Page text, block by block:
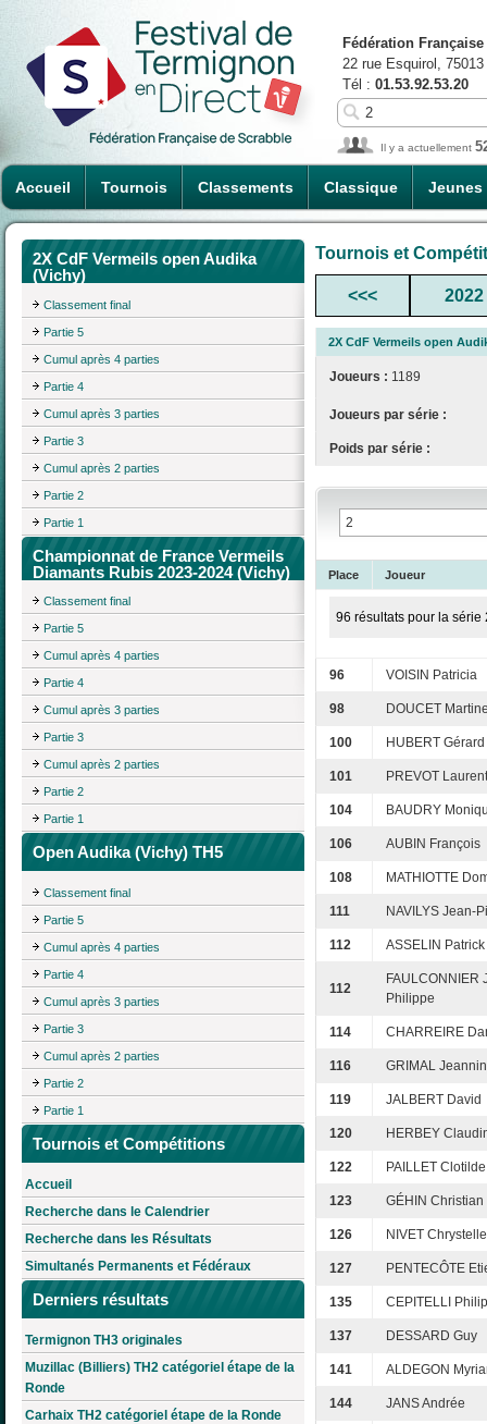
Accueil Tournois Classements Classique Jeunes
Fédération
22 rue Esquirol,
Tél : 01.53.92.53.20
Il y a actuellement
2X CdF Vermeils open Audika
(Vichy)
Classement final
Partie 5
Cumul après 4 parties
Partie 4
Cumul après 3 parties
Partie 3
Cumul après 2 parties
Partie 2
Partie 1
Championnat de France Vermeils
Diamants Rubis 2023-2024 (Vichy)
Classement final
Partie 5
Cumul après 4 parties
Partie 4
Cumul après 3 parties
Partie 3
Cumul après 2 parties
Partie 2
Partie 1
Open Audika (Vichy) TH5
Classement final
Partie 5
Cumul après 4 parties
Partie 4
Cumul après 3 parties
Partie 3
Cumul après 2 parties
Partie 2
Partie 1
Tournois et Compétitions
Accueil
Recherche dans le Calendrier
Recherche dans les Résultats
Simultanés Permanents et Fédéraux
Derniers résultats
Termignon TH3 originales
Muzillac (Billiers) TH2 catégoriel étape de la
Ronde
Carhaix TH2 catégoriel étape de la Ronde
Tournois et
<<< 2022
2X CdF Vermeils open
Joueurs : 1189
Joueurs par série :
Poids par série :
Place Joueur
96 résultats pour la série
96 VOISIN Patricia
98 DOUCET
100 HUBERT Gérard
101 PREVOT Laurent
104 BAUDRY
106 AUBIN François
108 MATHIOTTE
111 NAVILYS Jean-
112 ASSELIN Patrick
112
FAULCONNIER
Philippe
114 CHARREIRE
116 GRIMAL
119 JALBERT David
120 HERBEY
122 PAILLET Clotilde
123 GÉHIN Christian
126 NIVET Chrystelle
127 PENTECÔTE
135 CEPITELLI
137 DESSARD Guy
141 ALDEGON
144 JANS Andrée